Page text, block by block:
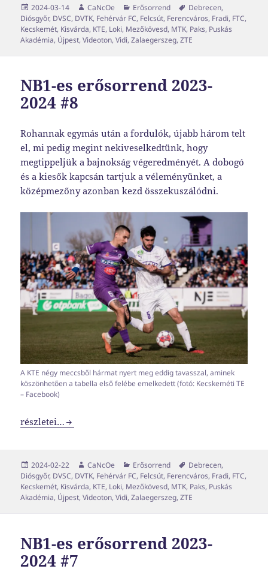
Közzétéve
2024-03-14 Szerző
CaNcOe Kategória
Erősorrend Címke
Debrecen,
Diósgyőr, DVSC, DVTK, Fehérvár FC, Felcsút, Ferencváros, Fradi, FTC,
Kecskemét, Kisvárda, KTE, Loki, Mezőkövesd, MTK, Paks, Puskás
Akadémia, Újpest,Videoton,Vidi,Zalaegerszeg,ZTE
NB1-es erősorrend 2023-
2024 #8
Rohannak egymás után a fordulók, újabb három telt
el, mi pedig megint nekiveselkedtünk, hogy
megtippeljük a bajnokság végeredményét. A dobogó
és a kiesők kapcsán tartjuk a véleményünket, a
középmezőny azonban kezd összekuszálódni.
A KTE négy meccsből hármat nyert meg eddig tavasszal, aminek
köszönhetően a tabella első felébe emelkedett (fotó: Kecskeméti TE
– Facebook)
NB1-es erősorrend 2023-2024 #8
részletei…
Közzétéve
2024-02-22 Szerző
CaNcOe Kategória
Erősorrend Címke
Debrecen,
Diósgyőr, DVSC, DVTK, Fehérvár FC, Felcsút, Ferencváros, Fradi, FTC,
Kecskemét, Kisvárda, KTE, Loki, Mezőkövesd, MTK, Paks, Puskás
Akadémia, Újpest,Videoton,Vidi,Zalaegerszeg,ZTE
NB1-es erősorrend 2023-
2024 #7